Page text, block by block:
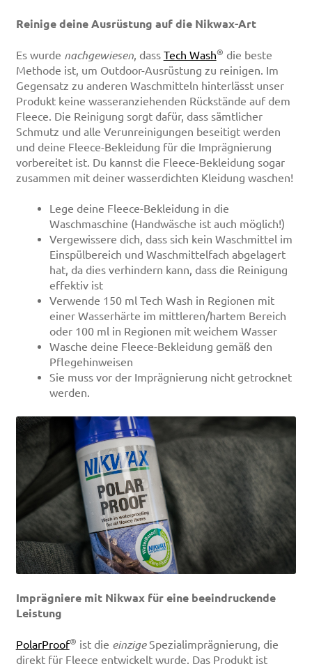
Reinige deine Ausrüstung auf die Nikwax-Art
Es wurde nachgewiesen, dass Tech Wash® die beste
Methode ist, um Outdoor-Ausrüstung zu reinigen. Im
Gegensatz zu anderen Waschmitteln hinterlässt unser
Produkt keine wasseranziehenden Rückstände auf dem
Fleece. Die Reinigung sorgt dafür, dass sämtlicher
Schmutz und alle Verunreinigungen beseitigt werden
und deine Fleece-Bekleidung für die Imprägnierung
vorbereitet ist. Du kannst die Fleece-Bekleidung sogar
zusammen mit deiner wasserdichten Kleidung waschen!
Lege deine Fleece-Bekleidung in die
Waschmaschine (Handwäsche ist auch möglich!)
Vergewissere dich, dass sich kein Waschmittel im
Einspülbereich und Waschmittelfach abgelagert
hat, da dies verhindern kann, dass die Reinigung
effektiv ist
Verwende 150 ml Tech Wash in Regionen mit
einer Wasserhärte im mittleren/hartem Bereich
oder 100 ml in Regionen mit weichem Wasser
Wasche deine Fleece-Bekleidung gemäß den
Pflegehinweisen
Sie muss vor der Imprägnierung nicht getrocknet
werden.
Imprägniere mit Nikwax für eine beeindruckende
Leistung
PolarProof® ist die einzigeSpezialimprägnierung, die
direkt für Fleece entwickelt wurde. Das Produkt ist